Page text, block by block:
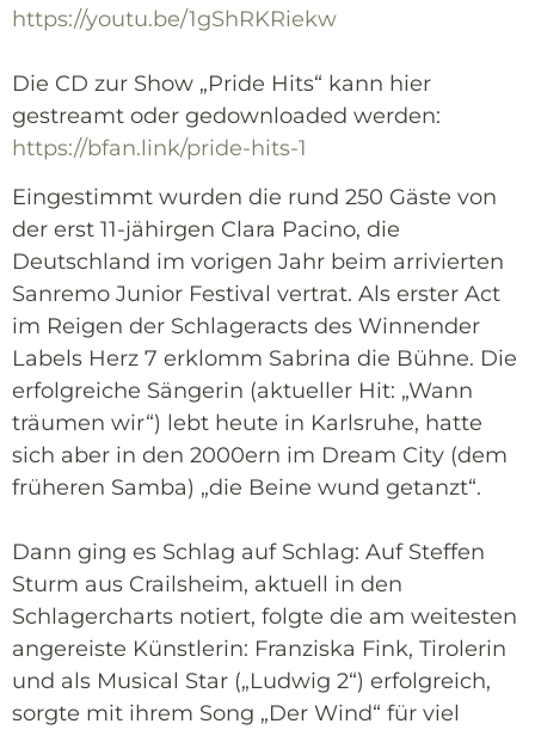
https://youtu.be/1gShRKRiekw
Die CD zur Show „Pride Hits“ kann hier
gestreamt oder gedownloaded werden:
https://bfan.link/pride-hits-1
Eingestimmt wurden die rund 250 Gäste von
der erst 11-jähirgen Clara Pacino, die
Deutschland im vorigen Jahr beim arrivierten
Sanremo Junior Festival vertrat. Als erster Act
im Reigen der Schlageracts des Winnender
Labels Herz 7 erklomm Sabrina die Bühne. Die
erfolgreiche Sängerin (aktueller Hit: „Wann
träumen wir“) lebt heute in Karlsruhe, hatte
sich aber in den 2000ern im Dream City (dem
früheren Samba) „die Beine wund getanzt“.
Dann ging es Schlag auf Schlag: Auf Steffen
Sturm aus Crailsheim, aktuell in den
Schlagercharts notiert, folgte die am weitesten
angereiste Künstlerin: Franziska Fink, Tirolerin
und als Musical Star („Ludwig 2“) erfolgreich,
sorgte mit ihrem Song „Der Wind“ für viel